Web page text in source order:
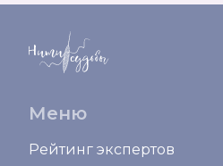
Меню
Рейтинг экспертов